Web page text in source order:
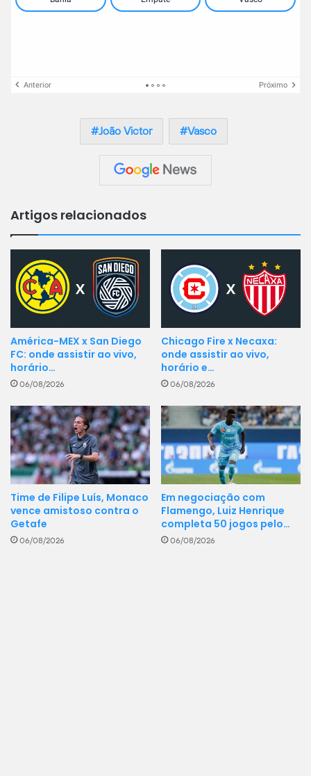
Anterior Próximo
João Victor Vasco
Artigos relacionados
América-MEX x San Diego
FC: onde assistir ao vivo,
horário…
06/08/2026
Chicago Fire x Necaxa:
onde assistir ao vivo,
horário e…
06/08/2026
Time de Filipe Luís, Monaco
vence amistoso contra o
Getafe
06/08/2026
Em negociação com
Flamengo, Luiz Henrique
completa 50 jogos pelo…
06/08/2026